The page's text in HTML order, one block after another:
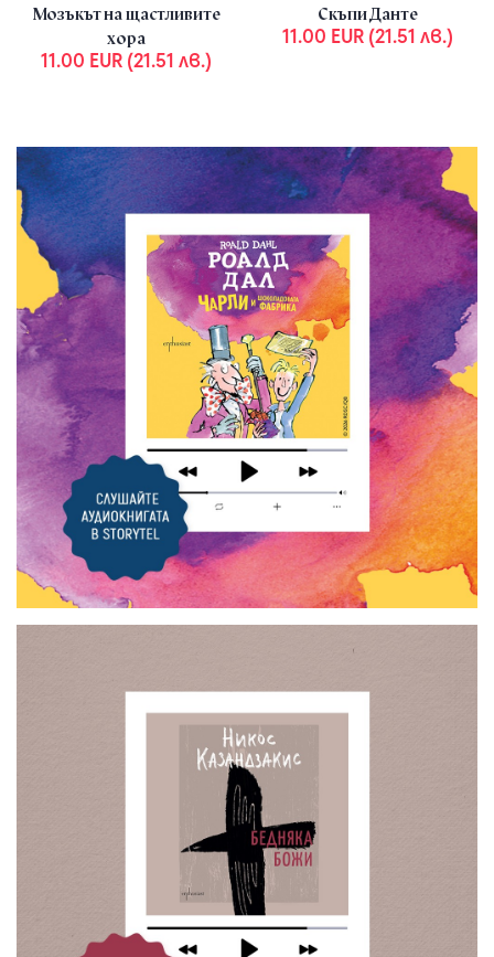
Мозъкът на щастливите
хора
11.00 EUR (21.51 лв.)
Скъпи Данте
11.00 EUR (21.51 лв.)